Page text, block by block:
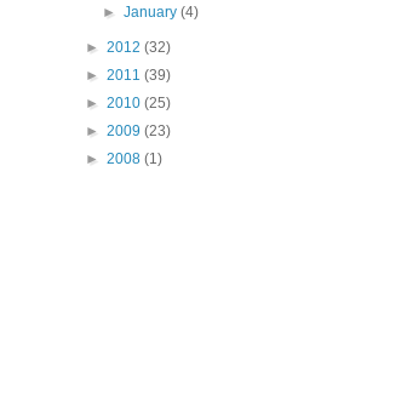
►January(4)
► 2012 (32)
► 2011 (39)
► 2010 (25)
► 2009 (23)
► 2008 (1)